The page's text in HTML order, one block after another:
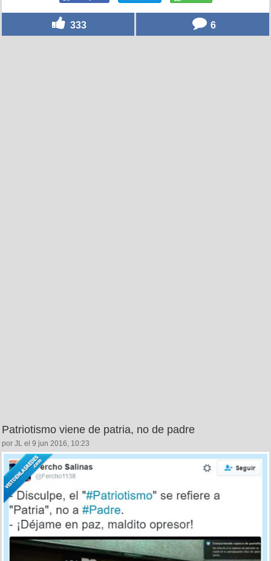
333 6
Patriotismo viene de patria, no de padre
por JL el 9 jun 2016, 10:23